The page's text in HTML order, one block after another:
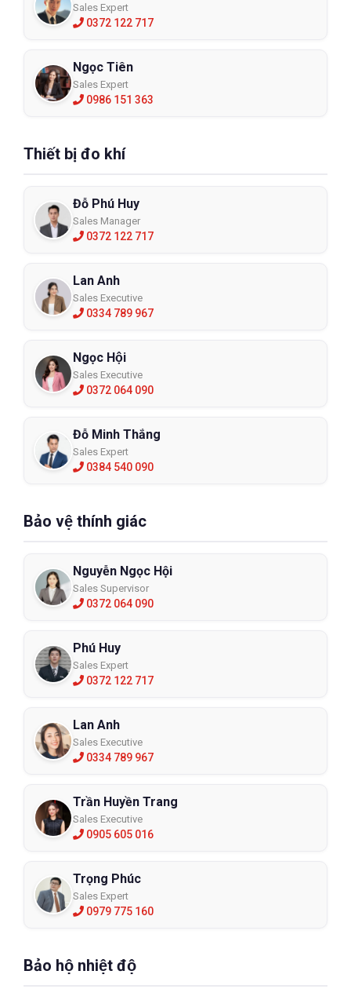
Sales Expert
0372 122 717
Ngọc Tiên
Sales Expert
0986 151 363
Thiết bị đo khí
Đỗ Phú Huy
Sales Manager
0372 122 717
Lan Anh
Sales Executive
0334 789 967
Ngọc Hội
Sales Executive
0372 064 090
Đỗ Minh Thắng
Sales Expert
0384 540 090
Bảo vệ thính giác
Nguyễn Ngọc Hội
Sales Supervisor
0372 064 090
Phú Huy
Sales Expert
0372 122 717
Lan Anh
Sales Executive
0334 789 967
Trần Huyền Trang
Sales Executive
0905 605 016
Trọng Phúc
Sales Expert
0979 775 160
Bảo hộ nhiệt độ